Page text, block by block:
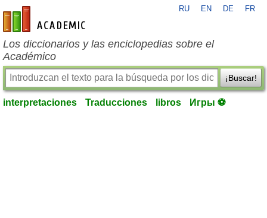
es-academic.com
RU EN DE FR
Los diccionarios y las enciclopedias sobre el
Académico
¡Buscar!
interpretaciones Traducciones libros Игры ⚽